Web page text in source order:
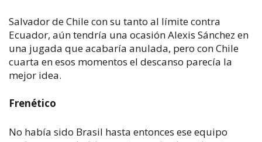
Salvador de Chile con su tanto al límite contra
Ecuador, aún tendría una ocasión Alexis Sánchez en
una jugada que acabaría anulada, pero con Chile
cuarta en esos momentos el descanso parecía la
mejor idea.
Frenético
No había sido Brasil hasta entonces ese equipo